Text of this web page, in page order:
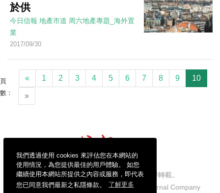
我們透過使用 cookies 來評估您在本網站的
使用情況，為您提供最佳的用戶體驗。 如您
繼續使用本網站所提供之內容或服務，即代表
您已同意我們最新之私隱條款。
了解更多
於供
今日信報 地產市道 周六地產專題_海外置
業
2017/09/30
頁
數：
« 1 2 3 4 5 6 7 8 9 10
»
信報財經新聞有限公司版權所有，不得轉載。
Copyright © 2026 Hong Kong Economic Journal Company